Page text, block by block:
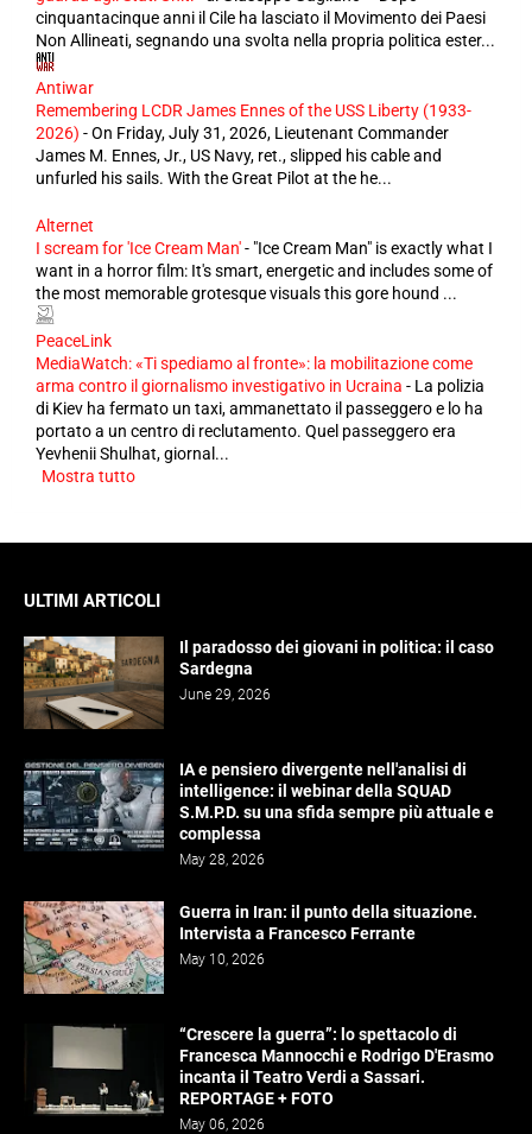
cinquantacinque anni il Cile ha lasciato il Movimento dei Paesi
Non Allineati, segnando una svolta nella propria politica ester...
Antiwar
Remembering LCDR James Ennes of the USS Liberty (1933-
2026) -On Friday, July 31, 2026, Lieutenant Commander
James M. Ennes, Jr., US Navy, ret., slipped his cable and
unfurled his sails. With the Great Pilot at the he...
Alternet
I scream for 'Ice Cream Man'- "Ice Cream Man" is exactly what I
want in a horror film: It's smart, energetic and includes some of
the most memorable grotesque visuals this gore hound ...
PeaceLink
MediaWatch: «Ti spediamo al fronte»: la mobilitazione come
arma contro il giornalismo investigativo in Ucraina - La polizia
di Kiev ha fermato un taxi, ammanettato il passeggero e lo ha
portato a un centro di reclutamento. Quel passeggero era
Yevhenii Shulhat, giornal...
Mostra tutto
ULTIMI ARTICOLI
Il paradosso dei giovani in politica: il caso
Sardegna
June 29, 2026
IA e pensiero divergente nell'analisi di
intelligence: il webinar della SQUAD
S.M.P.D. su una sfida sempre più attuale e
complessa
May 28, 2026
Guerra in Iran: il punto della situazione.
Intervista a Francesco Ferrante
May 10, 2026
“Crescere la guerra”: lo spettacolo di
Francesca Mannocchi e Rodrigo D'Erasmo
incanta il Teatro Verdi a Sassari.
REPORTAGE + FOTO
May 06, 2026